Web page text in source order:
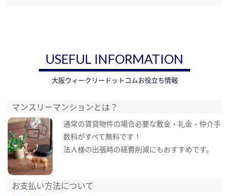
USEFUL INFORMATION
大阪ウィークリードットコムお役立ち情報
マンスリーマンションとは？
通常の賃貸物件の場合必要な敷金・礼金・仲介手
数料がすべて無料です！
法人様の出張時の経費削減にもおすすめです。
お支払い方法について